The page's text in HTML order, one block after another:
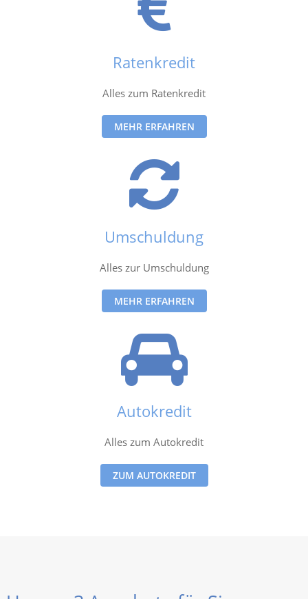
Ratenkredit
Alles zum Ratenkredit
MEHR ERFAHREN
Umschuldung
Alles zur Umschuldung
MEHR ERFAHREN
Autokredit
Alles zum Autokredit
ZUM AUTOKREDIT